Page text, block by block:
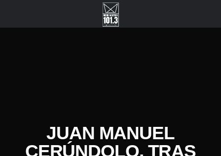
JUAN MANUEL
CERÚNDOLO, TRAS